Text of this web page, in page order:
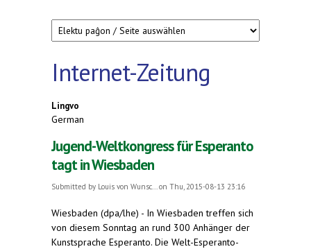
Internet-Zeitung
Lingvo
German
Jugend-Weltkongress für Esperanto
tagt in Wiesbaden
Submitted by Louis von Wunsc... on Thu, 2015-08-13 23:16
Wiesbaden (dpa/lhe) - In Wiesbaden treffen sich
von diesem Sonntag an rund 300 Anhänger der
Kunstsprache Esperanto. Die Welt-Esperanto-